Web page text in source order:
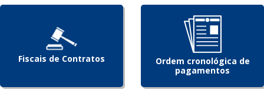
Fiscais de Contratos
Ordem cronológica de
pagamentos